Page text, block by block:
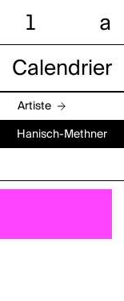
l a
Calendrier
Artiste
Hanisch-Methner